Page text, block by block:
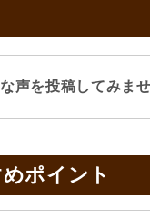
声を投稿してみま
ポイント